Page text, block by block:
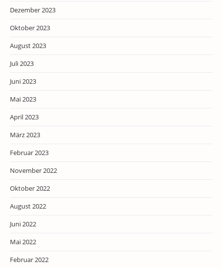
Dezember 2023
Oktober 2023
August 2023
Juli 2023
Juni 2023
Mai 2023
April 2023
März 2023
Februar 2023
November 2022
Oktober 2022
August 2022
Juni 2022
Mai 2022
Februar 2022